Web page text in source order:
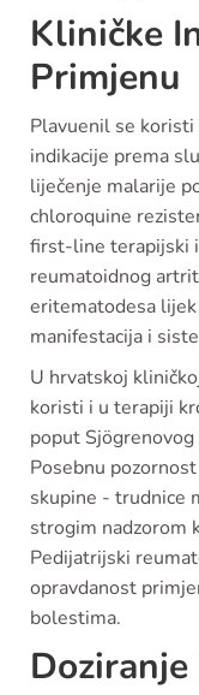
Kliničke
Primjenu
Plavuenil se
indikacije prema
liječenje malarije
chloroquine
first-line terapijski
reumatoidnog
eritematodesa lijek
manifestacija i
U hrvatskoj
koristi i u terapiji
poput
Posebnu
skupine - trudnice
strogim nadzorom
Pedijatrijski
opravdanost
bolestima.